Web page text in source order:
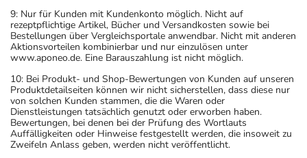
9: Nur für Kunden mit Kundenkonto möglich. Nicht auf
rezeptpflichtige Artikel, Bücher und Versandkosten sowie bei
Bestellungen über Vergleichsportale anwendbar. Nicht mit anderen
Aktionsvorteilen kombinierbar und nur einzulösen unter
www.aponeo.de. Eine Barauszahlung ist nicht möglich.
10: Bei Produkt- und Shop-Bewertungen von Kunden auf unseren
Produktdetailseiten können wir nicht sicherstellen, dass diese nur
von solchen Kunden stammen, die die Waren oder
Dienstleistungen tatsächlich genutzt oder erworben haben.
Bewertungen, bei denen bei der Prüfung des Wortlauts
Auffälligkeiten oder Hinweise festgestellt werden, die insoweit zu
Zweifeln Anlass geben, werden nicht veröffentlicht.